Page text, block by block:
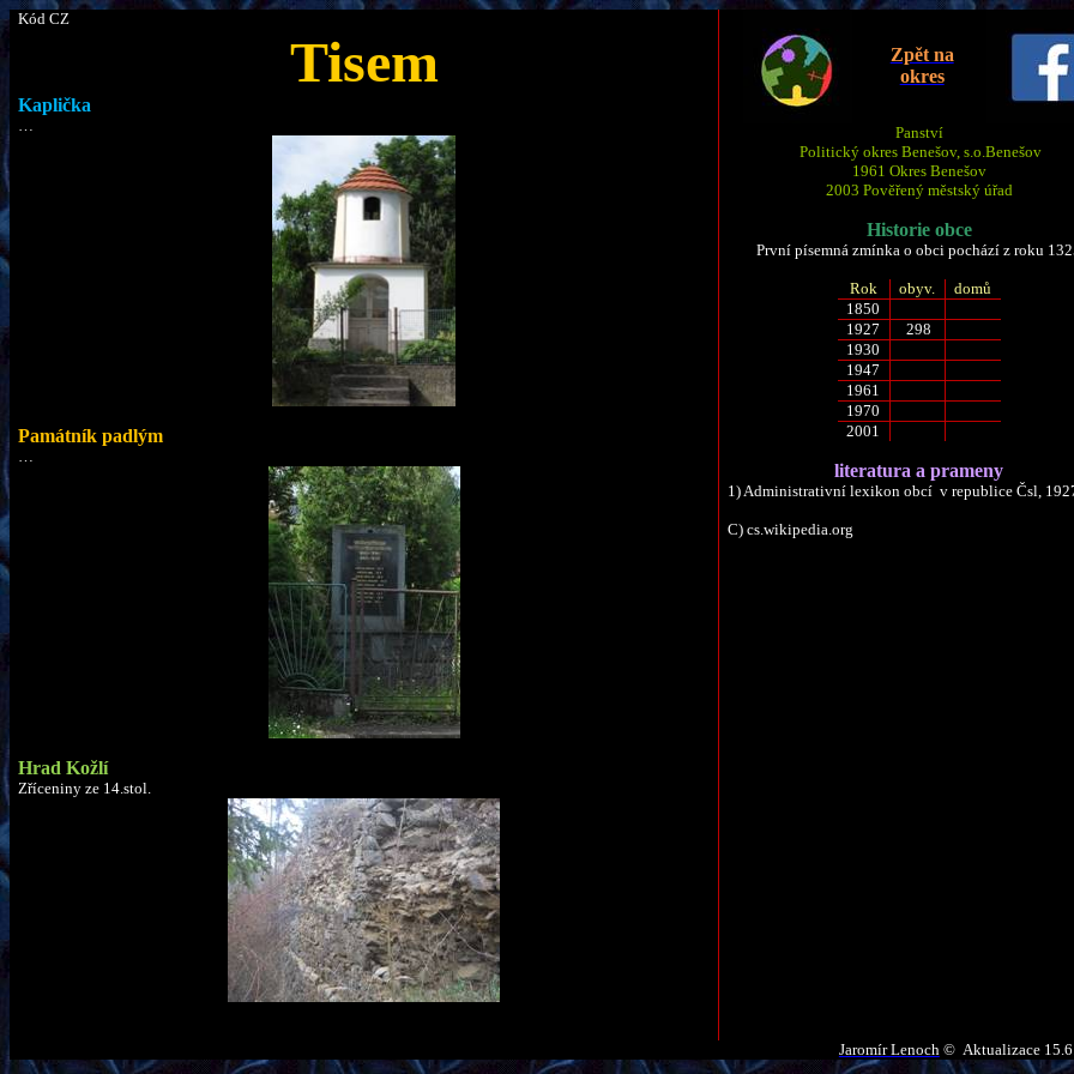
Kód CZ
Tisem
Kaplička
…
Památník padlým
…
HradKožlí
Zříceniny ze 14.stol.
Zpět na
okres
Panství
Politický okres Benešov, s.o.Benešov
1961 Okres Benešov
2003 Pověřený městský úřad
Historie obce
První písemná zmínka o obci pochází z roku
Rok obyv.
domů
1850
1927
298
1930
1947
1961
1970
2001
literatura a prameny
1) Administrativní lexikonobcí v republice Čsl,
C) cs.wikipedia.org
Jaromír Lenoch© Aktualizace